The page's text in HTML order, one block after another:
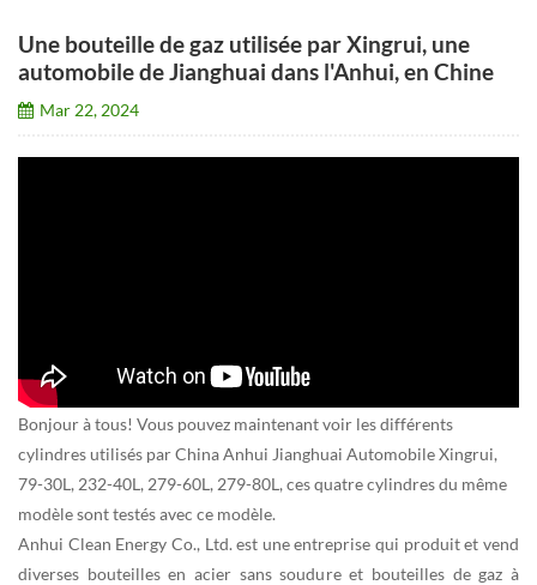
Une bouteille de gaz utilisée par Xingrui, une
automobile de Jianghuai dans l'Anhui, en Chine
Mar 22, 2024
Bonjour à tous! Vous pouvez maintenant voir les différents
cylindres utilisés par China Anhui Jianghuai Automobile Xingrui,
79-30L, 232-40L, 279-60L, 279-80L, ces quatre cylindres du même
modèle sont testés avec ce modèle.
Anhui Clean Energy Co., Ltd. est une entreprise qui produit et vend
diverses bouteilles en acier sans soudure et bouteilles de gaz à